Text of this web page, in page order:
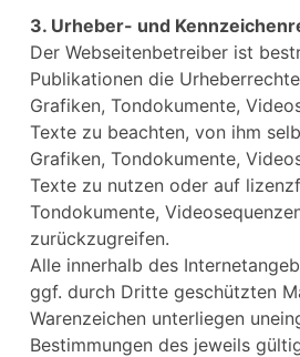
3. Urheber- und
Der Webseitenbetreiber ist
Publikationen die
Grafiken, Tondokumente,
Texte zu beachten, von ihm
Grafiken, Tondokumente,
Texte zu nutzen oder auf
Tondokumente,
zurückzugreifen.
Alle innerhalb des
ggf. durch Dritte geschützten
Warenzeichen unterliegen
Bestimmungen des jeweils